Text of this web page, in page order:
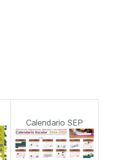
Calendario SEP